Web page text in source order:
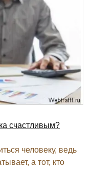
счастливым?
человеку, ведь
а тот, кто